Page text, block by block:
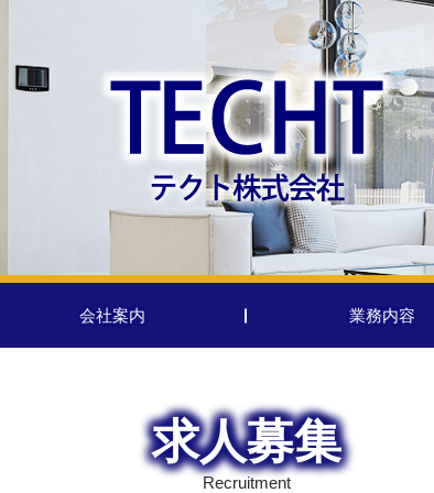
会社案内 業務内容
求人募集
Recruitment